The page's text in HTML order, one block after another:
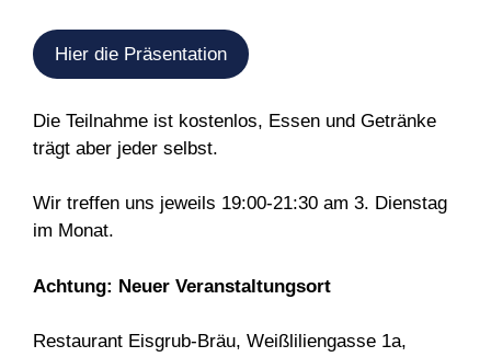
Hier die Präsentation
Die Teilnahme ist kostenlos, Essen und Getränke
trägt aber jeder selbst.
Wir treffen uns jeweils 19:00-21:30 am 3. Dienstag
im Monat.
Achtung: Neuer Veranstaltungsort
Restaurant Eisgrub-Bräu, Weißliliengasse 1a,